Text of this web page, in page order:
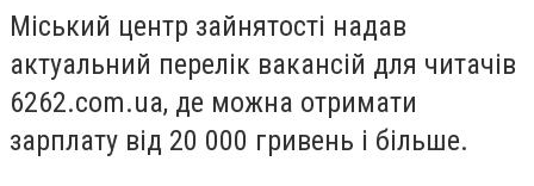
Міський центр зайнятості надав
актуальний перелік вакансій для читачів
6262.com.ua, де можна отримати
зарплату від 20 000 гривень і більше.